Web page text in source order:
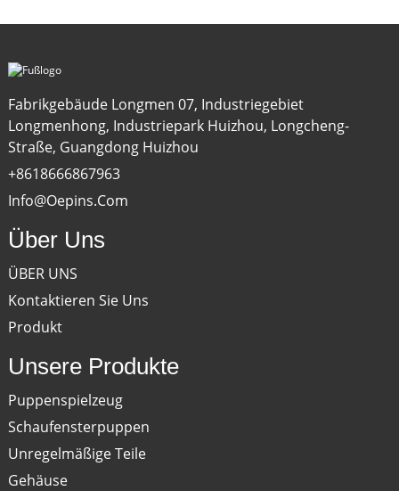
Fabrikgebäude Longmen 07, Industriegebiet
Longmenhong, Industriepark Huizhou, Longcheng-
Straße, Guangdong Huizhou
+8618666867963
Info@oepins.com
Über Uns
ÜBER UNS
Kontaktieren Sie Uns
Produkt
Unsere Produkte
Puppenspielzeug
Schaufensterpuppen
Unregelmäßige Teile
Gehäuse